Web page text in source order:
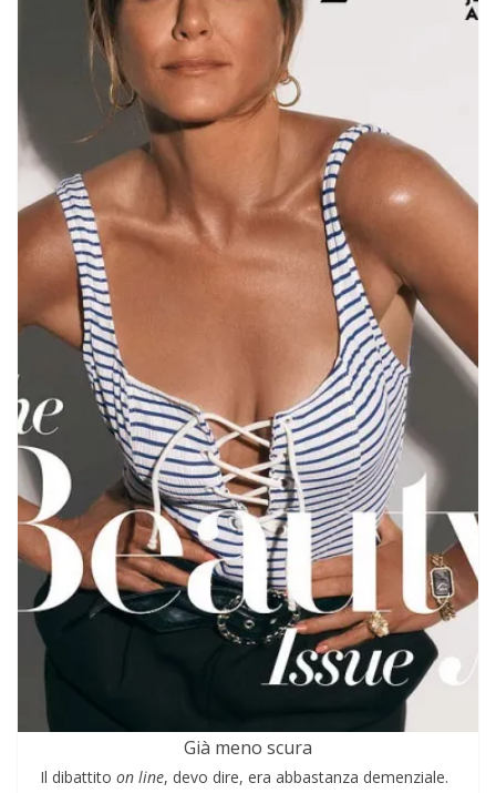
Già meno scura
Il dibattito on line, devo dire, era abbastanza demenziale.